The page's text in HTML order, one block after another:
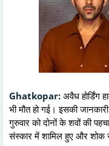
Ghatkopar: अवैध होर्डिंग
भी मौत हो गई। इसकी
गुरुवार को दोनों के शवों की
संस्कार में शामिल हुए और शोक